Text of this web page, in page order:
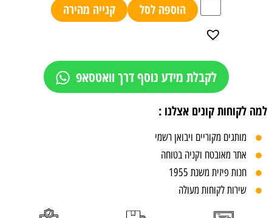
הוספה לסל קנייה מהירה
לקבלת מידע נוסף דרך וואטסאפ
למה לקוחות קונים אצלנו :
מותגים מקוריים ויבואן רשמי
אתר מאובטח וקניה בטוחה
חנות פיזית משנת 1955
שירות לקוחות מעולה